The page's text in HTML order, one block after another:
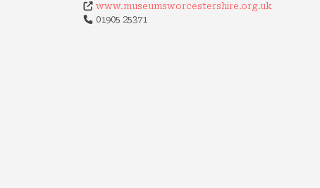
www.museumsworcestershire.org.uk
01905 25371